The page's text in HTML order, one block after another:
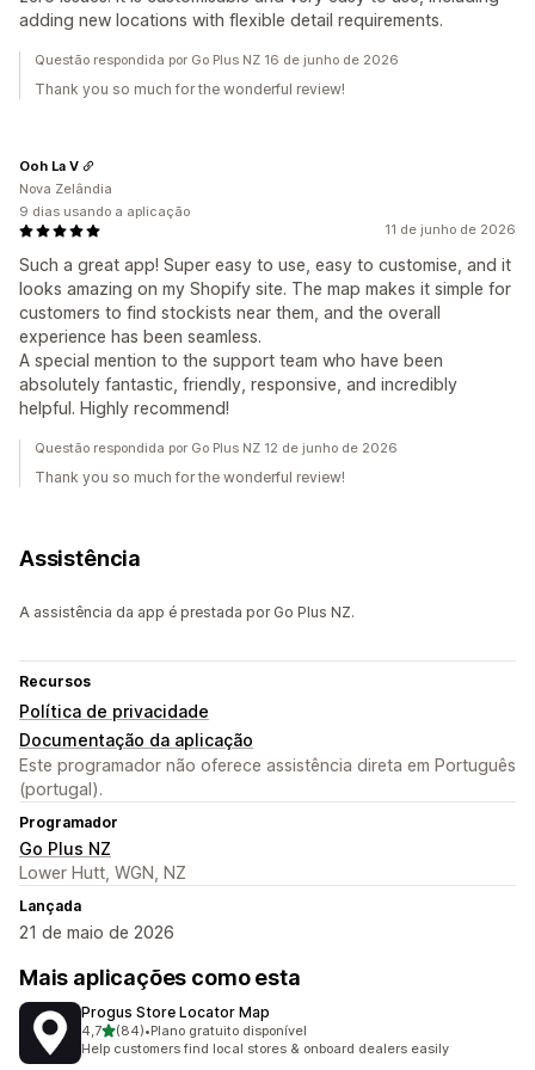
adding new locations with flexible detail requirements.
Questão respondida por Go Plus NZ 16 de junho de 2026
Thank you so much for the wonderful review!
11 de junho de 2026
Such a great app! Super easy to use, easy to customise, and it
looks amazing on my Shopify site. The map makes it simple for
customers to find stockists near them, and the overall
experience has been seamless.
A special mention to the support team who have been
absolutely fantastic, friendly, responsive, and incredibly
helpful. Highly recommend!
Ooh La V
Nova Zelândia
9 dias usando a aplicação
Questão respondida por Go Plus NZ 12 de junho de 2026
Thank you so much for the wonderful review!
Assistência
A assistência da app é prestada por Go Plus NZ.
Recursos
Política de privacidade
Documentação da aplicação
Este programador não oferece assistência direta em Português
(portugal).
Programador
Go Plus NZ
Lower Hutt, WGN, NZ
Lançada
21 de maio de 2026
Mais aplicações como esta
Progus Store Locator Map
4,7de 5 estrelas
(84)
84 total de avaliações
•Plano gratuito disponível
Help customers find local stores & onboard dealers easily